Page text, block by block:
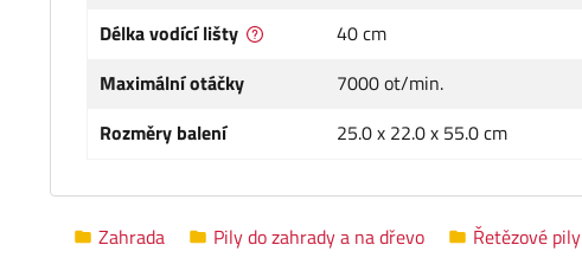
Délka vodící lišty
40 cm
Maximální otáčky
7000 ot/min.
Rozměry balení
25.0 x 22.0 x 55.0 cm
Zahrada Pily do zahrady a na dřevo Řetězové pily